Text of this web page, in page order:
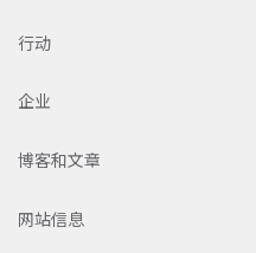
行动
企业
博客和文章
网站信息